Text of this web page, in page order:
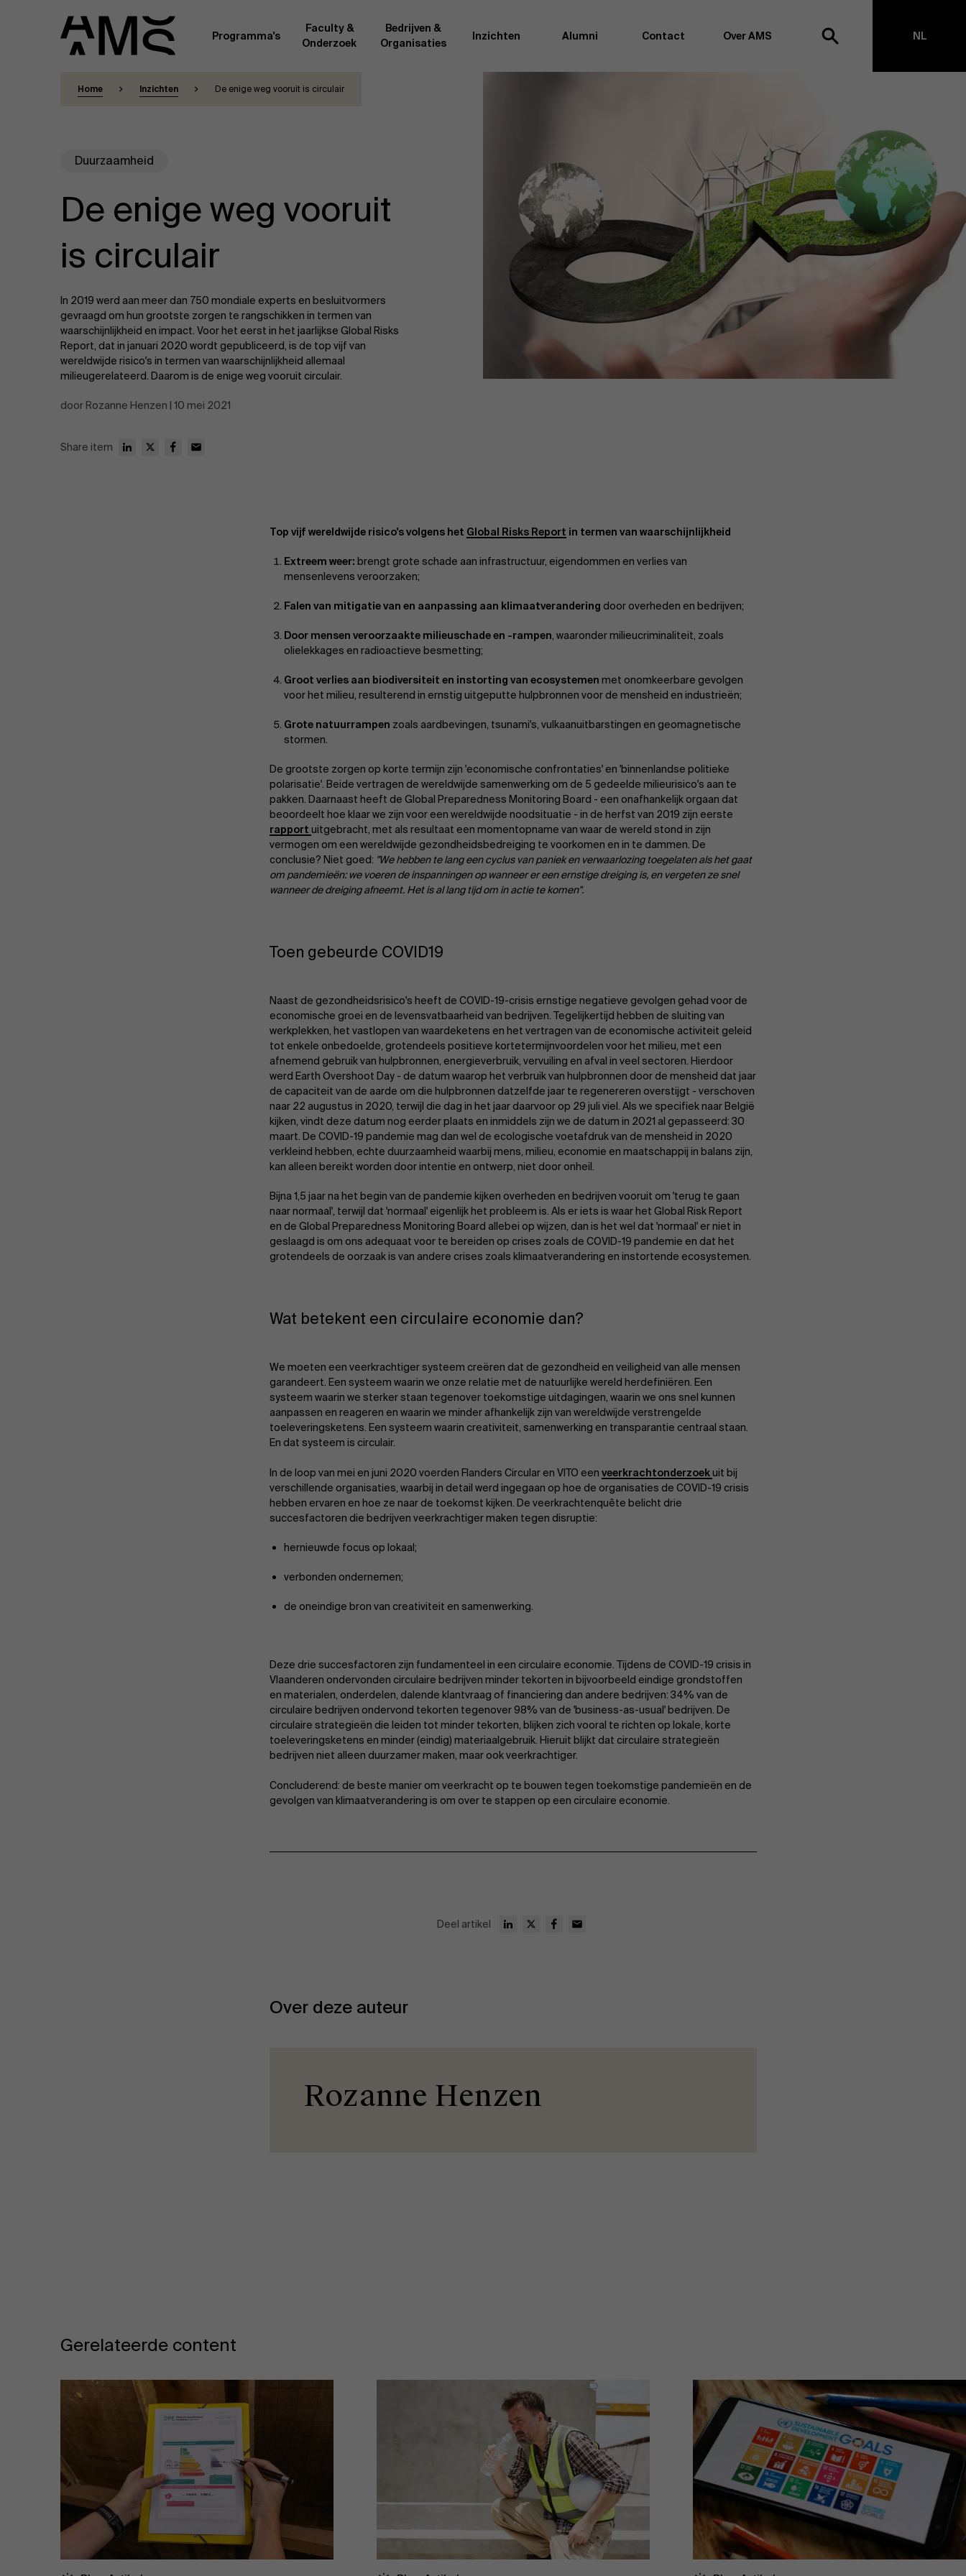
Programma's
Part-time programma's
Digital & IT
Financiën
Human Resources
Publieke & Social Profit Sector
Vastgoed
Strategie & Innovatie
Supply Chain
Faculty &
Onderzoek
Faculty
gemeenschap. Aanvullend daarop heeft een grote groep academici uit
Door hun specifieke expertise en hun professionele ervaring geven zij
volledige, praktijkgericht en wetenschappelijk actuele
leerervaring van topkwaliteit.
Als excellente managementschool willen wij koploper blijven op het vlak van
bedrijfsinnovatie en -transformatie. Dankzij ons uitgebreide
onderzoeksteam houden we de vinger aan de pols omtrent
bedrijfswetenschappen, management en organisatie. Dit doen we zowel
door nieuwe kennis te creëren via onderzoek als door samen met partners
effectieve veranderingen te realiseren. Onze ambitie is dan ook duidelijk:
Opening minds to impact the world”. We doen dit vanuit drie kernwaarden:
een globale mindset, maatschappelijk bewustzijn en kritische reflectie.
Bedrijven &
Organisaties
Inzichten Alumni Contact Over AMS NL
Home Inzichten De enige weg vooruit is circulair
Duurzaamheid
De enige weg vooruit
is circulair
In 2019 werd aan meer dan 750 mondiale experts en besluitvormers
gevraagd om hun grootste zorgen te rangschikken in termen van
waarschijnlijkheid en impact. Voor het eerst in het jaarlijkse Global Risks
Report, dat in januari 2020 wordt gepubliceerd, is de top vijf van
wereldwijde risico's in termen van waarschijnlijkheid allemaal
milieugerelateerd. Daarom is de enige weg vooruit circulair.
door Rozanne Henzen | 10 mei 2021
Share item
Top vijf wereldwijde risico's volgens het Global Risks Report in termen van waarschijnlijkheid
Extreem weer: brengt grote schade aan infrastructuur, eigendommen en verlies van
mensenlevens veroorzaken;
Falen van mitigatie van en aanpassing aan klimaatverandering door overheden en bedrijven;
Door mensen veroorzaakte milieuschade en -rampen, waaronder milieucriminaliteit, zoals
olielekkages en radioactieve besmetting;
Groot verlies aan biodiversiteit en instorting van ecosystemen met onomkeerbare gevolgen
voor het milieu, resulterend in ernstig uitgeputte hulpbronnen voor de mensheid en industrieën;
Grote natuurrampen zoals aardbevingen, tsunami's, vulkaanuitbarstingen en geomagnetische
stormen.
De grootste zorgen op korte termijn zijn 'economische confrontaties' en 'binnenlandse politieke
polarisatie'. Beide vertragen de wereldwijde samenwerking om de 5 gedeelde milieurisico's aan te
pakken. Daarnaast heeft de Global Preparedness Monitoring Board - een onafhankelijk orgaan dat
beoordeelt hoe klaar we zijn voor een wereldwijde noodsituatie - in de herfst van 2019 zijn eerste
rapportuitgebracht, met als resultaat een momentopname van waar de wereld stond in zijn
vermogen om een wereldwijde gezondheidsbedreiging te voorkomen en in te dammen. De
conclusie? Niet goed: "We hebben te lang een cyclus van paniek en verwaarlozing toegelaten als het gaat
om pandemieën: we voeren de inspanningen op wanneer er een ernstige dreiging is, en vergeten ze snel
wanneer de dreiging afneemt. Het is al lang tijd om in actie te komen".
Toen gebeurde COVID19
Naast de gezondheidsrisico's heeft de COVID-19-crisis ernstige negatieve gevolgen gehad voor de
economische groei en de levensvatbaarheid van bedrijven. Tegelijkertijd hebben de sluiting van
werkplekken, het vastlopen van waardeketens en het vertragen van de economische activiteit geleid
tot enkele onbedoelde, grotendeels positieve kortetermijnvoordelen voor het milieu, met een
afnemend gebruik van hulpbronnen, energieverbruik, vervuiling en afval in veel sectoren. Hierdoor
werd Earth Overshoot Day - de datum waarop het verbruik van hulpbronnen door de mensheid dat jaar
de capaciteit van de aarde om die hulpbronnen datzelfde jaar te regenereren overstijgt - verschoven
naar 22 augustus in 2020, terwijl die dag in het jaar daarvoor op 29 juli viel. Als we specifiek naar België
kijken, vindt deze datum nog eerder plaats en inmiddels zijn we de datum in 2021 al gepasseerd: 30
maart. De COVID-19 pandemie mag dan wel de ecologische voetafdruk van de mensheid in 2020
verkleind hebben, echte duurzaamheid waarbij mens, milieu, economie en maatschappij in balans zijn,
kan alleen bereikt worden door intentie en ontwerp, niet door onheil.
Bijna 1,5 jaar na het begin van de pandemie kijken overheden en bedrijven vooruit om 'terug te gaan
naar normaal', terwijl dat 'normaal' eigenlijk het probleem is. Als er iets is waar het Global Risk Report
en de Global Preparedness Monitoring Board allebei op wijzen, dan is het wel dat 'normaal' er niet in
geslaagd is om ons adequaat voor te bereiden op crises zoals de COVID-19 pandemie en dat het
grotendeels de oorzaak is van andere crises zoals klimaatverandering en instortende ecosystemen.
Wat betekent een circulaire economie dan?
We moeten een veerkrachtiger systeem creëren dat de gezondheid en veiligheid van alle mensen
garandeert. Een systeem waarin we onze relatie met de natuurlijke wereld herdefiniëren. Een
systeem waarin we sterker staan tegenover toekomstige uitdagingen, waarin we ons snel kunnen
aanpassen en reageren en waarin we minder afhankelijk zijn van wereldwijde verstrengelde
toeleveringsketens. Een systeem waarin creativiteit, samenwerking en transparantie centraal staan.
En dat systeem is circulair.
In de loop van mei en juni 2020 voerden Flanders Circular en VITO eenveerkrachtonderzoekuit bij
verschillende organisaties, waarbij in detail werd ingegaan op hoe de organisaties de COVID-19 crisis
hebben ervaren en hoe ze naar de toekomst kijken. De veerkrachtenquête belicht drie
succesfactoren die bedrijven veerkrachtiger maken tegen disruptie:
hernieuwde focus op lokaal;
verbonden ondernemen;
de oneindige bron van creativiteit en samenwerking.
Deze drie succesfactoren zijn fundamenteel in een circulaire economie. Tijdens de COVID-19 crisis in
Vlaanderen ondervonden circulaire bedrijven minder tekorten in bijvoorbeeld eindige grondstoffen
en materialen, onderdelen, dalende klantvraag of financiering dan andere bedrijven: 34% van de
circulaire bedrijven ondervond tekorten tegenover 98% van de 'business-as-usual' bedrijven. De
circulaire strategieën die leiden tot minder tekorten, blijken zich vooral te richten op lokale, korte
toeleveringsketens en minder (eindig) materiaalgebruik. Hieruit blijkt dat circulaire strategieën
bedrijven niet alleen duurzamer maken, maar ook veerkrachtiger.
Concluderend: de beste manier om veerkracht op te bouwen tegen toekomstige pandemieën en de
gevolgen van klimaatverandering is om over te stappen op een circulaire economie.
Deel artikel
Over deze auteur
Rozanne Henzen
Gerelateerde content